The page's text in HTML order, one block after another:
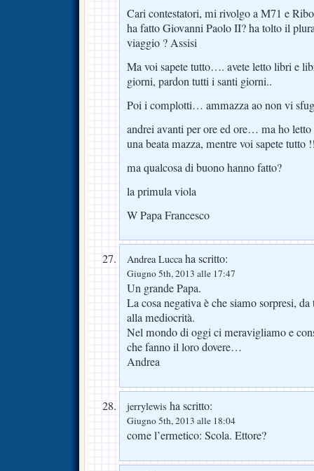
Cari contestatori, mi rivolgo a M71 e
ha fatto Giovanni Paolo II? ha tolto il
viaggio ? Assisi
Ma voi sapete tutto…. avete letto libri e
giorni, pardon tutti i santi giorni..
Poi i complotti… ammazza ao non vi
andrei avanti per ore ed ore… ma ho
una beata mazza, mentre voi sapete tutto
ma qualcosa di buono hanno fatto?
la primula viola
W Papa Francesco
Andrea Luccaha scritto:
Giugno 5th, 2013 alle 17:47
Un grande Papa.
La cosa negativa è che siamo sorpresi,
alla mediocrità.
Nel mondo di oggi ci meravigliamo e
che fanno il loro dovere…
Andrea
jerrylewis ha scritto:
Giugno 5th, 2013 alle 18:04
come l’ermetico: Scola. Ettore?